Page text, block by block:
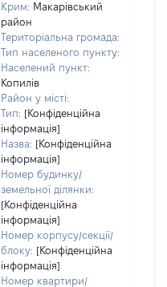
Крим: Макарівський
район
Територіальна громада:
Тип населеного пункту:
Населений пункт:
Копилів
Район у місті:
Тип: [Конфіденційна
інформація]
Назва: [Конфіденційна
інформація]
Номер будинку/
земельної ділянки:
[Конфіденційна
інформація]
Номер корпусу/секції/
блоку: [Конфіденційна
інформація]
Номер квартири/